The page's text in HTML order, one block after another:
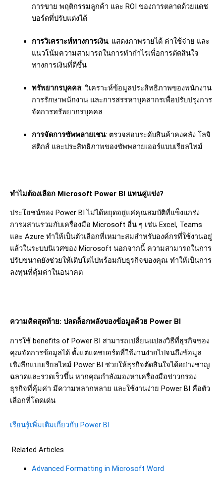
การขาย พฤติกรรมลูกค้า และ ROI ของการตลาดด้วยแดช
บอร์ดที่ปรับแต่งได้
การวิเคราะห์ทางการเงิน: แสดงภาพรายได้ ค่าใช้จ่าย และ
แนวโน้มความสามารถในการทำกำไรเพื่อการตัดสินใจ
ทางการเงินที่ดีขึ้น
ทรัพยากรบุคคล: วิเคราะห์ข้อมูลประสิทธิภาพของพนักงาน
การรักษาพนักงาน และการสรรหาบุคลากรเพื่อปรับปรุงการ
จัดการทรัพยากรบุคคล
การจัดการซัพพลายเชน: ตรวจสอบระดับสินค้าคงคลัง โลจิ
สติกส์ และประสิทธิภาพของซัพพลายเออร์แบบเรียลไทม์
ทำไมต้องเลือก Microsoft Power BI แทนคู่แข่ง?
ประโยชน์ของ Power BI ไม่ได้หยุดอยู่แค่คุณสมบัติที่แข็งแกร่ง
การผสานรวมกับเครื่องมือ Microsoft อื่น ๆ เช่น Excel, Teams
และ Azure ทำให้เป็นตัวเลือกที่เหมาะสมสำหรับองค์กรที่ใช้งานอยู่
แล้วในระบบนิเวศของ Microsoft นอกจากนี้ ความสามารถในการ
ปรับขนาดยังช่วยให้เติบโตไปพร้อมกับธุรกิจของคุณ ทำให้เป็นการ
ลงทุนที่คุ้มค่าในอนาคต
ความคิดสุดท้าย: ปลดล็อกพลังของข้อมูลด้วย Power BI
การใช้ benefits of Power BI สามารถเปลี่ยนแปลงวิธีที่ธุรกิจของ
คุณจัดการข้อมูลได้ ตั้งแต่แดชบอร์ดที่ใช้งานง่ายไปจนถึงข้อมูล
เชิงลึกแบบเรียลไทม์ Power BI ช่วยให้ธุรกิจตัดสินใจได้อย่างชาญ
ฉลาดและรวดเร็วขึ้น หากคุณกำลังมองหาเครื่องมือข่าวกรอง
ธุรกิจที่คุ้มค่า มีความหลากหลาย และใช้งานง่าย Power BI คือตัว
เลือกที่โดดเด่น
เรียนรู้เพิ่มเติมเกี่ยวกับ Power BI
Related Articles
Advanced Formatting in Microsoft Word